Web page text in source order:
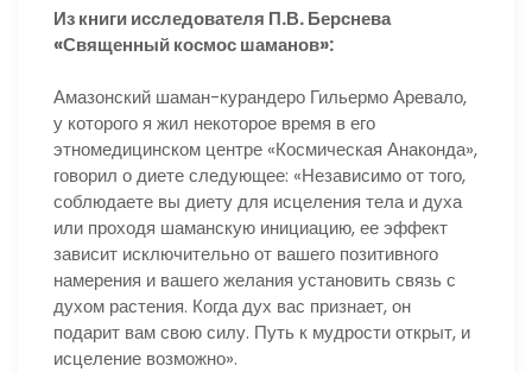
Из книги исследователя П.В. Берснева
«Священный космос шаманов»:
Амазонский шаман-курандеро Гильермо Аревало,
у которого я жил некоторое время в его
этномедицинском центре «Космическая Анаконда»,
говорил о диете следующее: «Независимо от того,
соблюдаете вы диету для исцеления тела и духа
или проходя шаманскую инициацию, ее эффект
зависит исключительно от вашего позитивного
намерения и вашего желания установить связь с
духом растения. Когда дух вас признает, он
подарит вам свою силу. Путь к мудрости открыт, и
исцеление возможно».